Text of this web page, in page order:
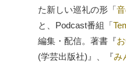
た新しい巡礼の形「
と、Podcast番組「
編集・配信。著書『
(学芸出版社)』、『み